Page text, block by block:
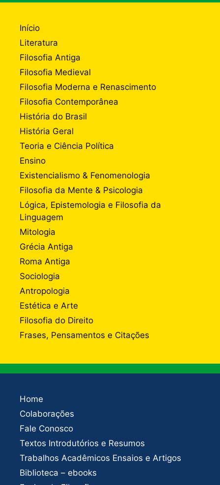
Início
Literatura
Filosofia Antiga
Filosofia Medieval
Filosofia Moderna e Renascimento
Filosofia Contemporânea
História do Brasil
História Geral
Teoria e Ciência Política
Ensino
Existencialismo & Fenomenologia
Filosofia da Mente & Psicologia
Lógica, Epistemologia e Filosofia da
Linguagem
Mitologia
Grécia Antiga
Roma Antiga
Sociologia
Antropologia
Estética e Arte
Filosofia do Direito
Frases, Pensamentos e Citações
Home
Colaborações
Fale Conosco
Textos Introdutórios e Resumos
Trabalhos Acadêmicos Ensaios e Artigos
Biblioteca – ebooks